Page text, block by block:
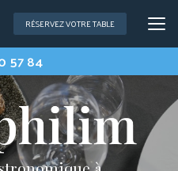
57 84
RÉSERVEZ VOTRE TABLE